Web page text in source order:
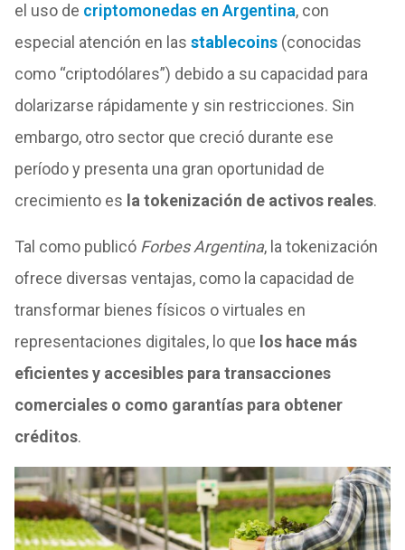
el uso de criptomonedas en Argentina, con
especial atención en las stablecoins(conocidas
como “criptodólares”) debido a su capacidad para
dolarizarse rápidamente y sin restricciones. Sin
embargo, otro sector que creció durante ese
período y presenta una gran oportunidad de
crecimiento es la tokenización de activos reales.
Tal como publicó Forbes Argentina, la tokenización
ofrece diversas ventajas, como la capacidad de
transformar bienes físicos o virtuales en
representaciones digitales, lo que los hace más
eficientes y accesibles para transacciones
comerciales o como garantías para obtener
créditos.